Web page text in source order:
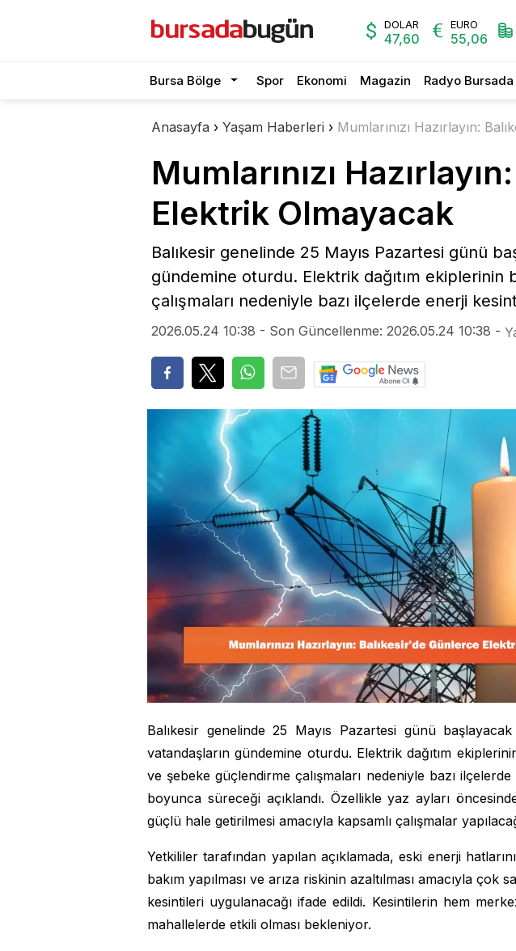
DOLAR
47,60
EURO
55,06
Bursa Bölge Spor Ekonomi Magazin Radyo
Anasayfa › Yaşam Haberleri › Mumlarınızı Hazırlayın:
Mumlarınızı
Elektrik Olmayacak
Balıkesir genelinde 25 Mayıs Pazartesi günü
gündemine oturdu. Elektrik dağıtım
çalışmaları nedeniyle bazı ilçelerde enerji
2026.05.24 10:38 - Son Güncellenme: 2026.05.24 10:38 -
Balıkesir genelinde 25 Mayıs Pazartesi günü
vatandaşların gündemine oturdu. Elektrik dağıtım
ve şebeke güçlendirme çalışmaları nedeniyle bazı
boyunca süreceği açıklandı. Özellikle yaz ayları
güçlü hale getirilmesi amacıyla kapsamlı çalışmalar
Yetkililer tarafından yapılan açıklamada, eski enerji
bakım yapılması ve arıza riskinin azaltılması amacıyla çok
kesintileri uygulanacağı ifade edildi. Kesintilerin hem
mahallelerde etkili olması bekleniyor.